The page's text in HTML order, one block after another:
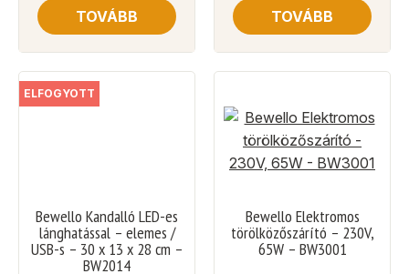
TOVÁBB TOVÁBB
ELFOGYOTT
Bewello Kandalló LED-es
lánghatással – elemes /
USB-s – 30 x 13 x 28 cm –
BW2014
Bewello Elektromos
törölközőszárító – 230V,
65W – BW3001